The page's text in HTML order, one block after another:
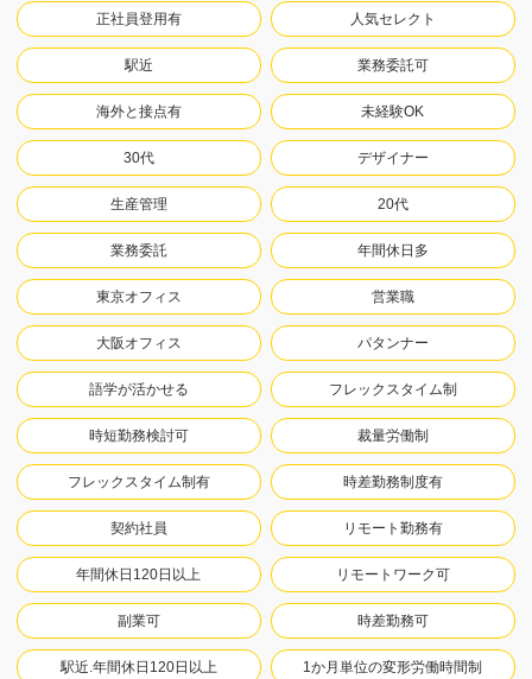
正社員登用有 人気セレクト
駅近 業務委託可
海外と接点有 未経験OK
30代 デザイナー
生産管理 20代
業務委託 年間休日多
東京オフィス 営業職
大阪オフィス パタンナー
語学が活かせる フレックスタイム制
時短勤務検討可 裁量労働制
フレックスタイム制有 時差勤務制度有
契約社員 リモート勤務有
年間休日120日以上 リモートワーク可
副業可 時差勤務可
駅近.年間休日120日以上 1か月単位の変形労働時間制